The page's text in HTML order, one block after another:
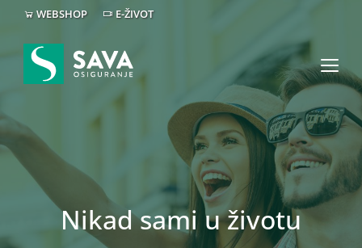
WEBSHOP E-ŽIVOT
Nikad sami u životu